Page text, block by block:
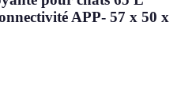
APP- 57 x 50 x